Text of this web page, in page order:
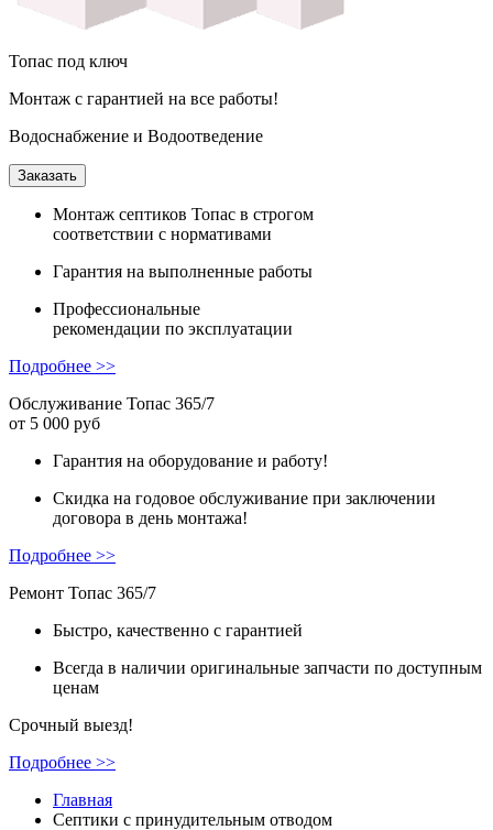
Топас под ключ
Монтаж с гарантией на все работы!
Водоснабжение и Водоотведение
Заказать
Монтаж септиков Топас в строгом
соответствии с нормативами
Гарантия на выполненные работы
Профессиональные
рекомендации по эксплуатации
Подробнее >>
Обслуживание Топас 365/7
от 5 000 руб
Гарантия на оборудование и работу!
Скидка на годовое обслуживание при заключении
договора в день монтажа!
Подробнее >>
Ремонт Топас 365/7
Быстро, качественно с гарантией
Всегда в наличии оригинальные запчасти по доступным
ценам
Срочный выезд!
Подробнее >>
Главная
Cептики с принудительным отводом